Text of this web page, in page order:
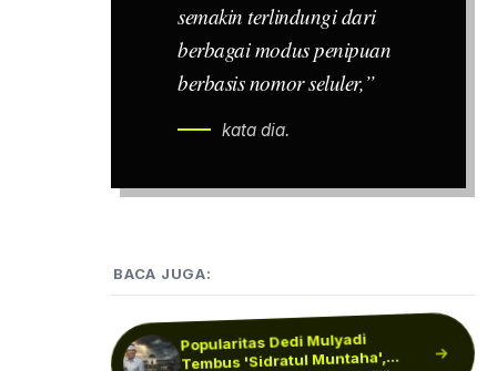
semakin terlindungi dari
berbagai modus penipuan
berbasis nomor seluler,”
kata dia.
BACA JUGA:
Popularitas Dedi Mulyadi
Tembus 'Sidratul Muntaha',
Cibir Keluhan Pasien BPJS dan
Diduga Langgar Sumpah: IDI
950 Dapur MBG Diduga Tak